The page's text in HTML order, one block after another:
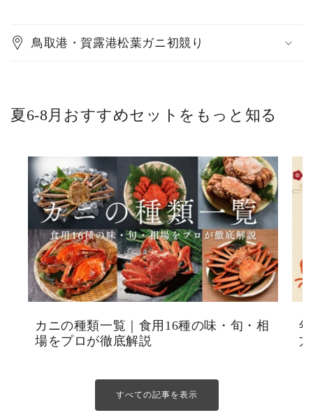
鳥取港・賀露港松葉ガニ初競り
夏6-8月おすすめセットをもっと知る
カニの種類一覧｜食用16種の味・旬・相
場をプロが徹底解説
すべての記事を表示